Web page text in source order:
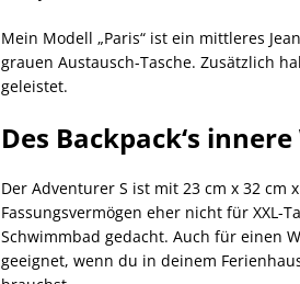
Mein Modell „Paris“ ist ein mittleres
grauen Austausch-Tasche. Zusätzlich
geleistet.
Des Backpack‘s
Der Adventurer S ist mit 23 cm x 32 cm
Fassungsvermögen eher nicht für XXL-
Schwimmbad gedacht. Auch für einen
geeignet, wenn du in deinem